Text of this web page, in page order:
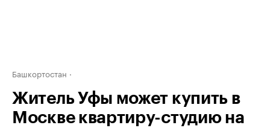
Башкортостан
Житель Уфы может купить в
Москве квартиру-студию на